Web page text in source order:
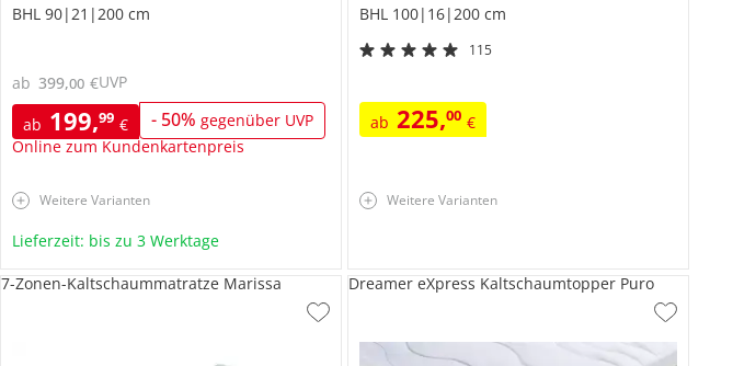
BHL 90|21|200 cm
ab 199,99 € - 50% gegenüber UVP
Online zum Kundenkartenpreis
ab 399,00 €UVP
Weitere Varianten
Lieferzeit: bis zu 3 Werktage
BHL 100|16|200 cm
115
ab 225,00 €
Weitere Varianten
7-Zonen-Kaltschaummatratze Marissa Dreamer eXpress Kaltschaumtopper Puro